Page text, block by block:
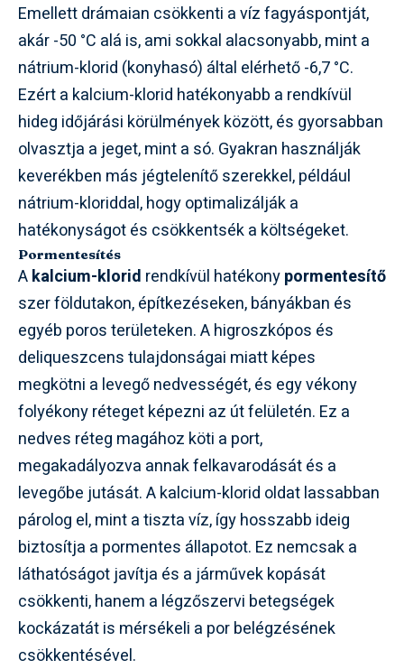
Emellett drámaian csökkenti a víz fagyáspontját,
akár -50 °C alá is, ami sokkal alacsonyabb, mint a
nátrium-klorid (konyhasó) által elérhető -6,7 °C.
Ezért a kalcium-klorid hatékonyabb a rendkívül
hideg időjárási körülmények között, és gyorsabban
olvasztja a jeget, mint a só. Gyakran használják
keverékben más jégtelenítő szerekkel, például
nátrium-kloriddal, hogy optimalizálják a
hatékonyságot és csökkentsék a költségeket.
Pormentesítés
Akalcium-klorid rendkívül hatékonypormentesítő
szer földutakon, építkezéseken, bányákban és
egyéb poros területeken. A higroszkópos és
deliqueszcens tulajdonságai miatt képes
megkötni a levegő nedvességét, és egy vékony
folyékony réteget képezni az út felületén. Ez a
nedves réteg magához köti a port,
megakadályozva annak felkavarodását és a
levegőbe jutását. A kalcium-klorid oldat lassabban
párolog el, mint a tiszta víz, így hosszabb ideig
biztosítja a pormentes állapotot. Ez nemcsak a
láthatóságot javítja és a járművek kopását
csökkenti, hanem a légzőszervi betegségek
kockázatát is mérsékeli a por belégzésének
csökkentésével.